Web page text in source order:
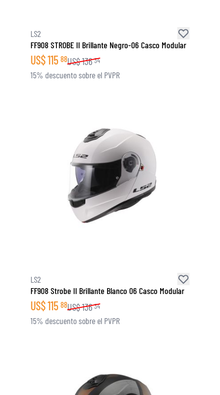
LS2
FF908 STROBE II Brillante Negro-06 Casco Modular
US$115 88US$136 34
15% descuento sobre el PVPR
LS2
FF908 Strobe II Brillante Blanco 06 Casco Modular
US$115 88US$136 34
15% descuento sobre el PVPR